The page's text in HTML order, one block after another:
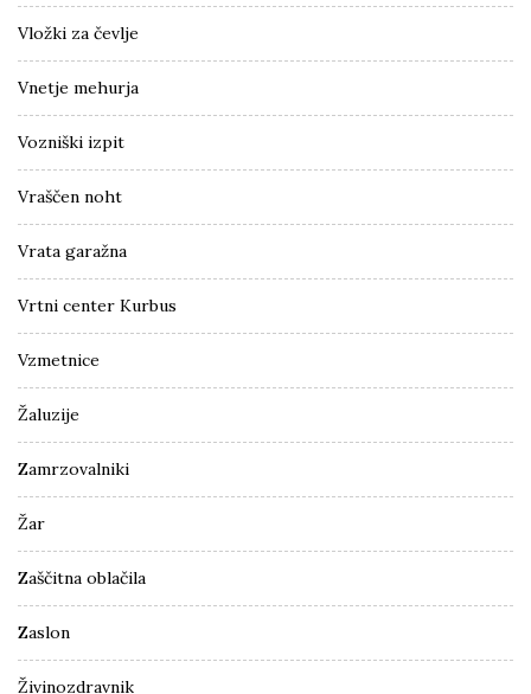
Vložki za čevlje
Vnetje mehurja
Vozniški izpit
Vraščen noht
Vrata garažna
Vrtni center Kurbus
Vzmetnice
Žaluzije
Zamrzovalniki
Žar
Zaščitna oblačila
Zaslon
Živinozdravnik